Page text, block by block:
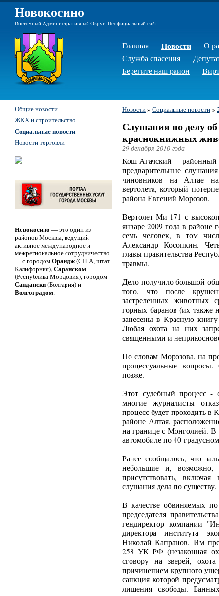
Новокосино
Восточный Административный Округ. Неофициальный сайт.
Главная Новости
О
Служба спасения
Берегите наш район
Новости» Социальные новости»
Слушания по делу
краснокнижных
29 декабря 2010 года
Кош-Агачский
предварительные
чиновников на Алтае
вертолета, который
района Евгений Морозов.
Вертолет Ми-171 с
январе 2009 года в
семь человек, в том
Александр Косопкин.
главы правительства
травмы.
Дело получило большой
того, что после
застреленных животных
горных баранов (их также
занесены в Красную
Любая охота на них
священными и
По словам Морозова, на
процессуальные
позже.
Этот судебный процесс
многие журналисты
процесс будет проходить
районе Алтая,
на границе с Монголией. В
автомобиле по 40-
Ранее сообщалось, что
небольшие и, возможно,
присутствовать,
слушания дела по существу.
В качестве обвиняемых
председателя
гендиректор компании
директора института
Николай Капранов. Им
258 УК РФ (незаконная
сговору на зверей,
причинением крупного
санкция которой
лишения свободы.
Общие новости
ЖКХ и строительство
Социальные новости
Новости торговли
Новокосино — это один из
районов Москвы, ведущий
активное международное и
межрегиональное сотрудничество
— с городомОрандж(США, штат
Калифорния),Саранском
(Республика Мордовия), городом
Сандански(Болгария) и
Волгоградом.